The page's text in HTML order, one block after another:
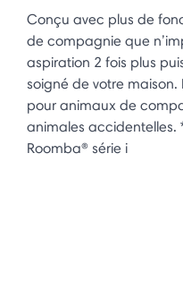
Conçu avec plus de
de compagnie que
aspiration 2 fois plus
soigné de votre maison.
pour animaux de
animales accidentelles.
Roomba® série i